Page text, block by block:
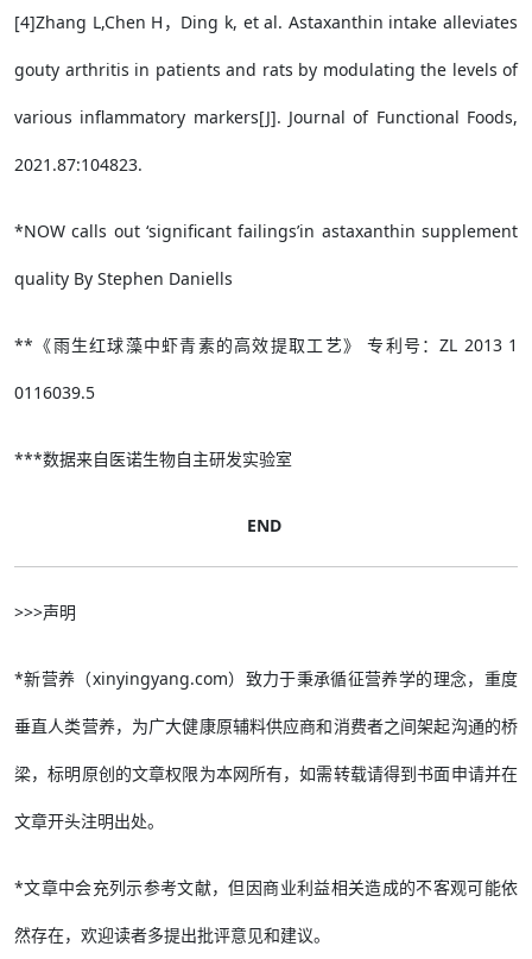
[4]Zhang L,Chen H，Ding k, et al. Astaxanthin intake alleviates
gouty arthritis in patients and rats by modulating the levels of
various inflammatory markers[J]. Journal of Functional Foods,
2021.87:104823.
*NOW calls out ‘significant failings’in astaxanthin supplement
quality By Stephen Daniells
**《雨生红球藻中虾青素的高效提取工艺》 专利号：ZL 2013 1
0116039.5
***数据来自医诺生物自主研发实验室
END
>>>声明
*新营养（xinyingyang.com）致力于秉承循征营养学的理念，重度
垂直人类营养，为广大健康原辅料供应商和消费者之间架起沟通的桥
梁，标明原创的文章权限为本网所有，如需转载请得到书面申请并在
文章开头注明出处。
*文章中会充列示参考文献，但因商业利益相关造成的不客观可能依
然存在，欢迎读者多提出批评意见和建议。